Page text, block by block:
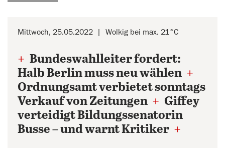
Mittwoch, 25.05.2022 Wolkig bei max. 21°C
+ Bundeswahlleiter fordert:
Halb Berlin muss neu wählen +
Ordnungsamt verbietet sonntags
Verkauf von Zeitungen + Giffey
verteidigt Bildungssenatorin
Busse – und warnt Kritiker +